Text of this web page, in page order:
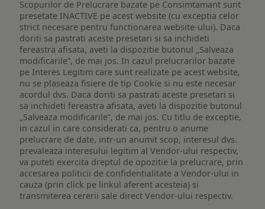
Scopurilor de Prelucrare bazate pe Consimtamant sunt
presetate INACTIVE pe acest website (cu exceptia celor
strict necesare pentru functionarea website-ului). Daca
doriti sa pastrati aceste presetari si sa inchideti
fereastra afisata, aveti la dispozitie butonul „Salveaza
modificarile”, de mai jos. In cazul prelucrarilor bazate
pe Interes Legitim care sunt realizate pe acest website,
nu se plaseaza fisiere de tip Cookie si nu este necesar
acordul dvs. Daca doriti sa pastrati aceste presetari si
sa inchideti fereastra afisata, aveti la dispozitie butonul
„Salveaza modificarile”, de mai jos. Cu titlu de exceptie,
in cazul in care considerati ca, pentru o anume
prelucrare de date, intr-un anumit scop, interesul dvs.
prevaleaza interesului legitim al Vendor-ului respectiv,
va puteti exercita dreptul de opozitie la prelucrare, prin
accesarea politicii de confidentialitate a Vendor-ului in
cauza (prin click pe linkul aferent acesteia) si
transmiterea cererii sale direct Vendor-ului respectiv.